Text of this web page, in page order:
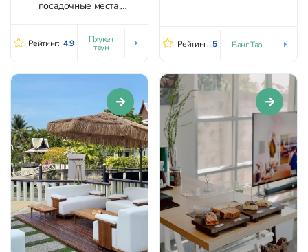
посадочные места,
и даже настольные игры,
чтобы занять себя в
ожидании заказа или в
компании друзей. Меню
широкое — от «здоровых»
позиций до сытной классики.
На завтрак подают
удачные...
Рейтинг: 4.9 Пхукет
таун
Starbucks оценят заведение
кофе,...
Рейтинг: 5 Банг Тао